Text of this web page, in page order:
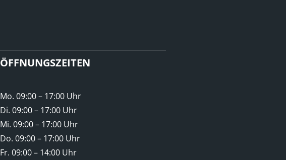
ÖFFNUNGSZEITEN
Mo. 09:00 – 17:00 Uhr
Di. 09:00 – 17:00 Uhr
Mi. 09:00 – 17:00 Uhr
Do. 09:00 – 17:00 Uhr
Fr. 09:00 – 14:00 Uhr